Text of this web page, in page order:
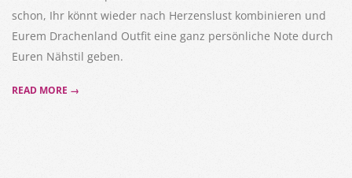
schon, Ihr könnt wieder nach Herzenslust kombinieren und
Eurem Drachenland Outfit eine ganz persönliche Note durch
Euren Nähstil geben.
READ MORE →